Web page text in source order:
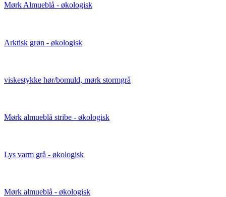
Mørk Almueblå - økologisk
Arktisk grøn - økologisk
viskestykke hør/bomuld, mørk stormgrå
Mørk almueblå stribe - økologisk
Lys varm grå - økologisk
Mørk almueblå - økologisk